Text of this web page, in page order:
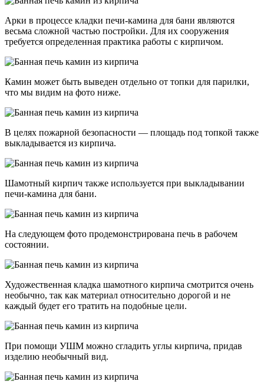
Арки в процессе кладки печи-камина для бани являются
весьма сложной частью постройки. Для их сооружения
требуется определенная практика работы с кирпичом.
Камин может быть выведен отдельно от топки для парилки,
что мы видим на фото ниже.
В целях пожарной безопасности — площадь под топкой также
выкладывается из кирпича.
Шамотный кирпич также используется при выкладывании
печи-камина для бани.
На следующем фото продемонстрирована печь в рабочем
состоянии.
Художественная кладка шамотного кирпича смотрится очень
необычно, так как материал относительно дорогой и не
каждый будет его тратить на подобные цели.
При помощи УШМ можно сгладить углы кирпича, придав
изделию необычный вид.